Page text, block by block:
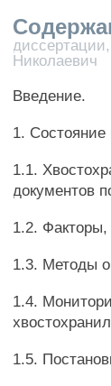
Николаевич
Введение.
1. Состояние
1.1.
документов
1.2.
1.3. Методы
1.4.
1.5.